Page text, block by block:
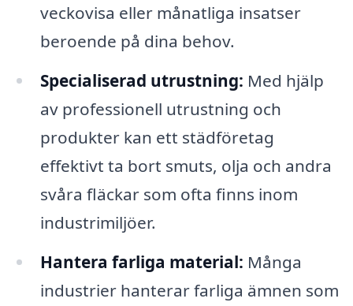
veckovisa eller månatliga insatser
beroende på dina behov.
Specialiserad utrustning: Med hjälp
av professionell utrustning och
produkter kan ett städföretag
effektivt ta bort smuts, olja och andra
svåra fläckar som ofta finns inom
industrimiljöer.
Hantera farliga material: Många
industrier hanterar farliga ämnen som